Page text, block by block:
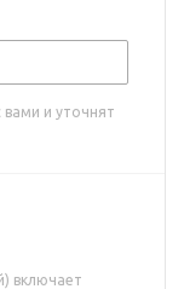
и уточнят
включает